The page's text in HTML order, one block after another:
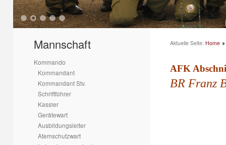
1 2 3 4 5
Mannschaft
Kommando
Kommandant
Kommandant Stv.
Schriftführer
Kassier
Gerätewart
Ausbildungsleiter
Atemschutzwart
Aktuelle Seite: Home
AFK
BR Franz